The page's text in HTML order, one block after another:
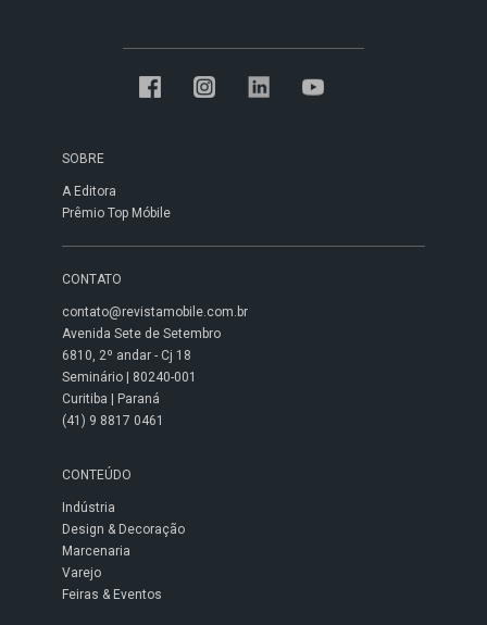
SOBRE
A Editora
Prêmio Top Móbile
CONTATO
contato@revistamobile.com.br
Avenida Sete de Setembro
6810, 2º andar - Cj 18
Seminário | 80240-001
Curitiba | Paraná
(41) 9 8817 0461
CONTEÚDO
Indústria
Design & Decoração
Marcenaria
Varejo
Feiras & Eventos